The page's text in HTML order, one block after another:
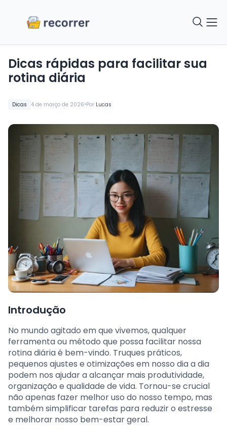
Dicas 4 de março de 2026•Por Lucas
Dicas rápidas para facilitar sua
rotina diária
Introdução
No mundo agitado em que vivemos, qualquer
ferramenta ou método que possa facilitar nossa
rotina diária é bem-vindo. Truques práticos,
pequenos ajustes e otimizações em nosso dia a dia
podem nos ajudar a alcançar mais produtividade,
organização e qualidade de vida. Tornou-se crucial
não apenas fazer melhor uso do nosso tempo, mas
também simplificar tarefas para reduzir o estresse
e melhorar nosso bem-estar geral.